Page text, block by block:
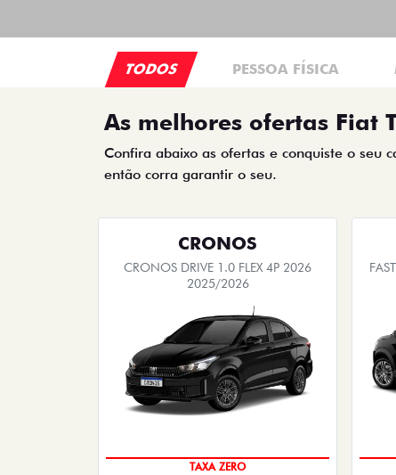
TODOS PESSOA FÍSICA
As melhores ofertas Fiat
Confira abaixo as ofertas e conquiste o seu
então corra garantir o seu.
CRONOS
CRONOS DRIVE 1.0 FLEX 4P 2026
2025/2026
COM USADO NA TROCA